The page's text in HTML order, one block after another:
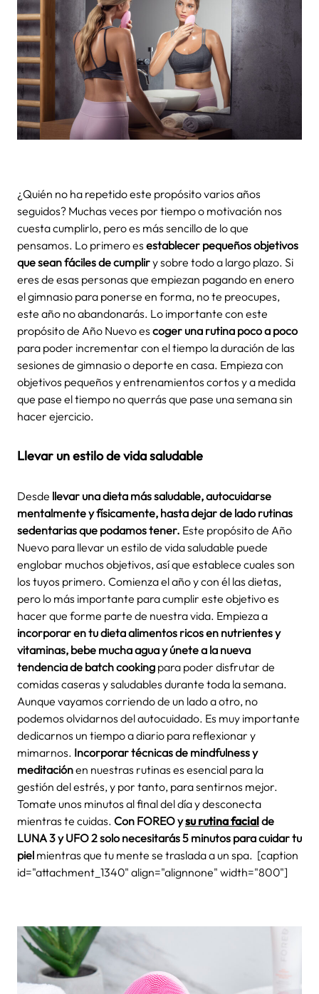
¿Quién no ha repetido este propósito varios años
seguidos? Muchas veces por tiempo o motivación nos
cuesta cumplirlo, pero es más sencillo de lo que
pensamos. Lo primero es establecer pequeños objetivos
que sean fáciles de cumpliry sobre todo a largo plazo. Si
eres de esas personas que empiezan pagando en enero
el gimnasio para ponerse en forma, no te preocupes,
este año no abandonarás. Lo importante con este
propósito de Año Nuevo es coger una rutina poco a poco
para poder incrementar con el tiempo la duración de las
sesiones de gimnasio o deporte en casa. Empieza con
objetivos pequeños y entrenamientos cortos y a medida
que pase el tiempo no querrás que pase una semana sin
hacer ejercicio.
Llevar un estilo de vida saludable
Desde llevar una dieta más saludable, autocuidarse
mentalmente y físicamente, hasta dejar de lado rutinas
sedentarias que podamos tener. Este propósito de Año
Nuevo para llevar un estilo de vida saludable puede
englobar muchos objetivos, así que establece cuales son
los tuyos primero. Comienza el año y con él las dietas,
pero lo más importante para cumplir este objetivo es
hacer que forme parte de nuestra vida. Empieza a
incorporar en tu dieta alimentos ricos en nutrientes y
vitaminas, bebe mucha agua y únete a la nueva
tendencia de batch cooking para poder disfrutar de
comidas caseras y saludables durante toda la semana.
Aunque vayamos corriendo de un lado a otro, no
podemos olvidarnos del autocuidado. Es muy importante
dedicarnos un tiempo a diario para reflexionar y
mimarnos. Incorporar técnicas de mindfulness y
meditaciónen nuestras rutinas es esencial para la
gestión del estrés, y por tanto, para sentirnos mejor.
Tomate unos minutos al final del día y desconecta
mientras te cuidas. Con FOREO ysu rutina facialde
LUNA 3 y UFO 2 solo necesitarás 5 minutos para cuidar tu
piel mientras que tu mente se traslada a un spa. [caption
id="attachment_1340" align="alignnone" width="800"]